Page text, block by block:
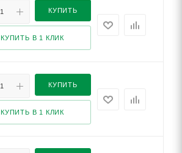
КУПИТЬ
КУПИТЬ В 1 КЛИК
КУПИТЬ
КУПИТЬ В 1 КЛИК